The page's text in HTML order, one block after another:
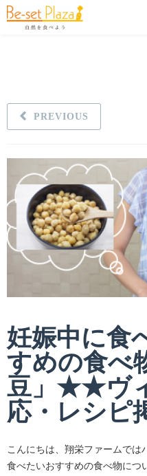
PREVIOUS
妊娠中に食
すめの食べ
豆」★★ヴ
応・レシ
こんにちは、翔栄ファームでは
食べたいおすすめの食べ物につ